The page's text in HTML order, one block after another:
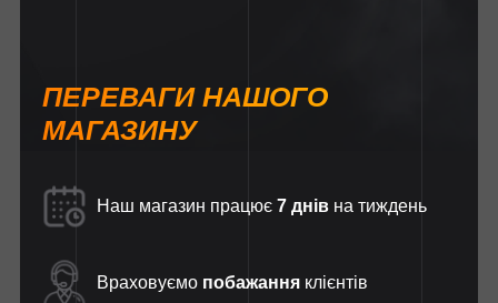
ПЕРЕВАГИ НАШОГО
МАГАЗИНУ
Наш магазин працює 7 днів на тиждень
Враховуємо побажання клієнтів